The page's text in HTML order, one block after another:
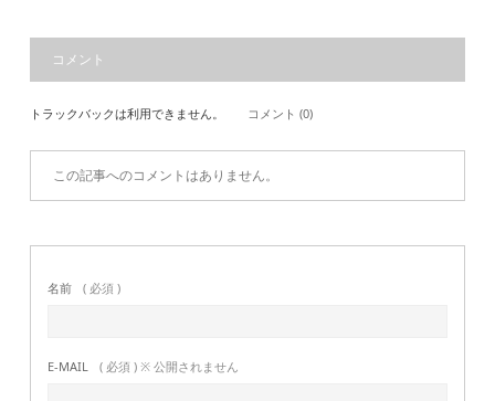
コメント
トラックバックは利用できません。 コメント (0)
この記事へのコメントはありません。
名前 ( 必須 )
E-MAIL ( 必須 ) ※ 公開されません